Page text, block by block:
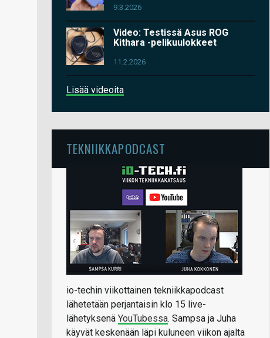
9.3.2026
Video: Testissä Asus ROG
Kithara -pelikuulokkeet
11.2.2026
Lisää videoita
TEKNIIKKAPODCAST
io-techin viikottainen tekniikkapodcast
lähetetään perjantaisin klo 15 live-
lähetyksenä YouTubessa. Sampsa ja Juha
käyvät keskenään läpi kuluneen viikon ajalta